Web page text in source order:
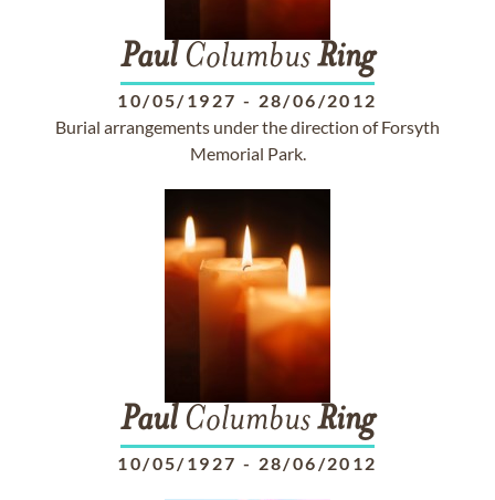
PaulColumbusRing
10/05/1927 - 28/06/2012
Burial arrangements under the direction of Forsyth
Memorial Park.
PaulColumbusRing
10/05/1927 - 28/06/2012